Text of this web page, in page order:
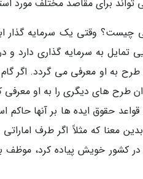
برای مقاصد مختلف مورد
چیست؟ وقتی یک سرمایه گذار
تمایل به سرمایه گذاری دارد
طرح به او معرفی می گردد. اگر
طرح های دیگری را به او
حقوق ایده ها بر آنها حاکم
معنا که مثلاً اگر طرف
در کشور خویش پیاده کرد، موظف